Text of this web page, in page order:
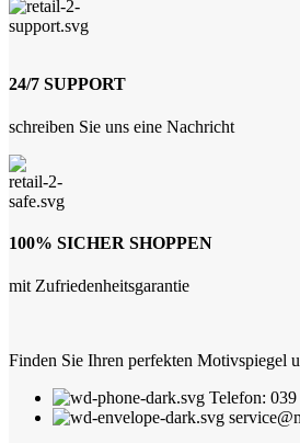
24/7 SUPPORT
schreiben Sie uns eine Nachricht
100% SICHER SHOPPEN
mit Zufriedenheitsgarantie
Finden Sie Ihren perfekten Motivspiegel
Telefon: 039